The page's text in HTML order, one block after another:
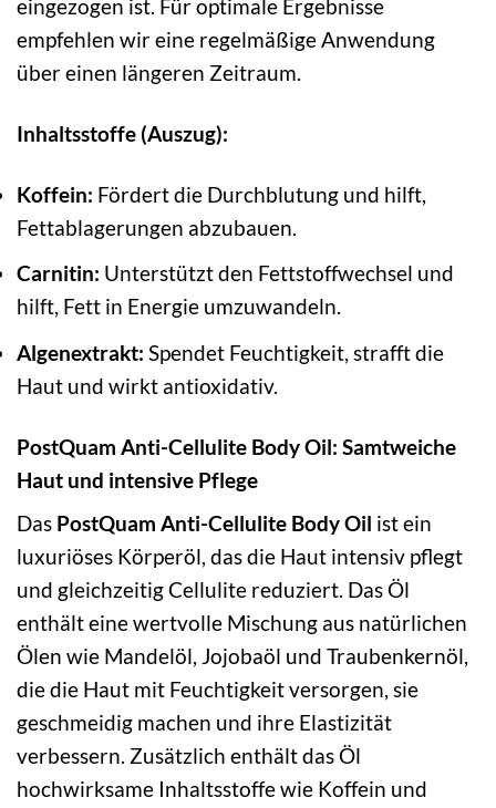
eingezogen ist. Für optimale Ergebnisse
empfehlen wir eine regelmäßige Anwendung
über einen längeren Zeitraum.
Inhaltsstoffe (Auszug):
Koffein: Fördert die Durchblutung und hilft,
Fettablagerungen abzubauen.
Carnitin: Unterstützt den Fettstoffwechsel und
hilft, Fett in Energie umzuwandeln.
Algenextrakt: Spendet Feuchtigkeit, strafft die
Haut und wirkt antioxidativ.
PostQuam Anti-Cellulite Body Oil: Samtweiche
Haut und intensive Pflege
Das PostQuam Anti-Cellulite Body Oil ist ein
luxuriöses Körperöl, das die Haut intensiv pflegt
und gleichzeitig Cellulite reduziert. Das Öl
enthält eine wertvolle Mischung aus natürlichen
Ölen wie Mandelöl, Jojobaöl und Traubenkernöl,
die die Haut mit Feuchtigkeit versorgen, sie
geschmeidig machen und ihre Elastizität
verbessern. Zusätzlich enthält das Öl
hochwirksame Inhaltsstoffe wie Koffein und